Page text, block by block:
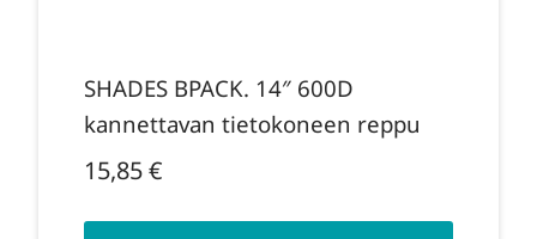
SHADES BPACK. 14″ 600D
kannettavan tietokoneen reppu
15,85€